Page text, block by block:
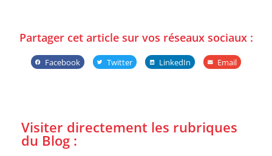
Partager cet article sur vos réseaux sociaux :
Facebook Twitter LinkedIn Email
Visiter directement les rubriques
du Blog :